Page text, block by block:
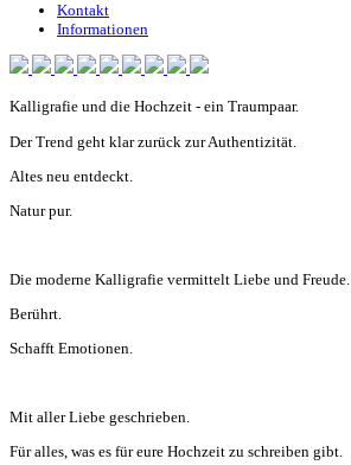
Kontakt
Informationen
Kalligrafie und die Hochzeit - ein Traumpaar.
Der Trend geht klar zurück zur Authentizität.
Altes neu entdeckt.
Natur pur.
Die moderne Kalligrafie vermittelt Liebe und Freude.
Berührt.
Schafft Emotionen.
Mit aller Liebe geschrieben.
Für alles, was es für eure Hochzeit zu schreiben gibt.